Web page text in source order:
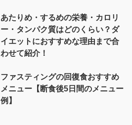
あたりめ・するめの栄養・カロリ
ー・タンパク質はどのくらい？ダ
イエットにおすすめな理由まで合
わせて紹介！
ファスティングの回復食おすすめ
メニュー【断食後5日間のメニュー
例】